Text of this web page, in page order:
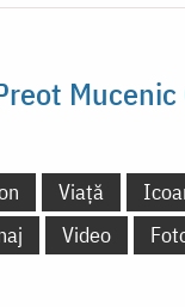
Viață
Video